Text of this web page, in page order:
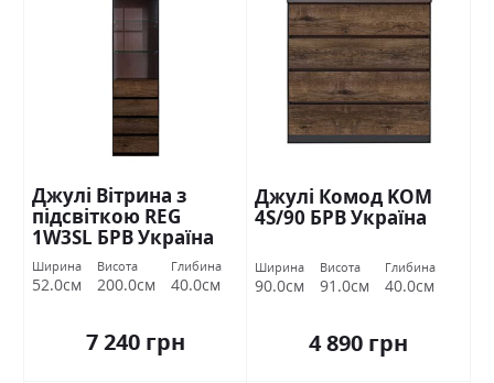
Джулі Вітрина з
підсвіткою REG
1W3SL БРВ Україна
Ширина
52.0см
Висота
200.0см
Глибина
40.0см
7 240 грн
Джулі Комод KOM
4S/90 БРВ Україна
Ширина
90.0см
Висота
91.0см
Глибина
40.0см
4 890 грн